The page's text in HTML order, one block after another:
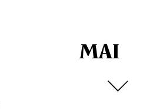
MAI